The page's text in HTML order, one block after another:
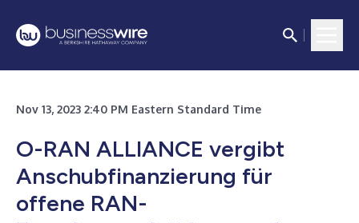
Nov 13, 2023 2:40 PM Eastern Standard Time
O-RAN ALLIANCE vergibt
Anschubfinanzierung für
offene RAN-